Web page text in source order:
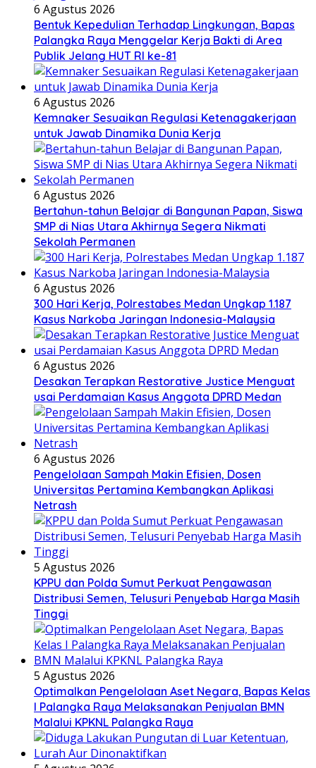
6 Agustus 2026
Bentuk Kepedulian Terhadap Lingkungan, Bapas
Palangka Raya Menggelar Kerja Bakti di Area
Publik Jelang HUT RI ke-81
6 Agustus 2026
Kemnaker Sesuaikan Regulasi Ketenagakerjaan
untuk Jawab Dinamika Dunia Kerja
6 Agustus 2026
Bertahun-tahun Belajar di Bangunan Papan, Siswa
SMP di Nias Utara Akhirnya Segera Nikmati
Sekolah Permanen
6 Agustus 2026
300 Hari Kerja, Polrestabes Medan Ungkap 1.187
Kasus Narkoba Jaringan Indonesia-Malaysia
6 Agustus 2026
Desakan Terapkan Restorative Justice Menguat
usai Perdamaian Kasus Anggota DPRD Medan
6 Agustus 2026
Pengelolaan Sampah Makin Efisien, Dosen
Universitas Pertamina Kembangkan Aplikasi
Netrash
5 Agustus 2026
KPPU dan Polda Sumut Perkuat Pengawasan
Distribusi Semen, Telusuri Penyebab Harga Masih
Tinggi
5 Agustus 2026
Optimalkan Pengelolaan Aset Negara, Bapas Kelas
I Palangka Raya Melaksanakan Penjualan BMN
Malalui KPKNL Palangka Raya